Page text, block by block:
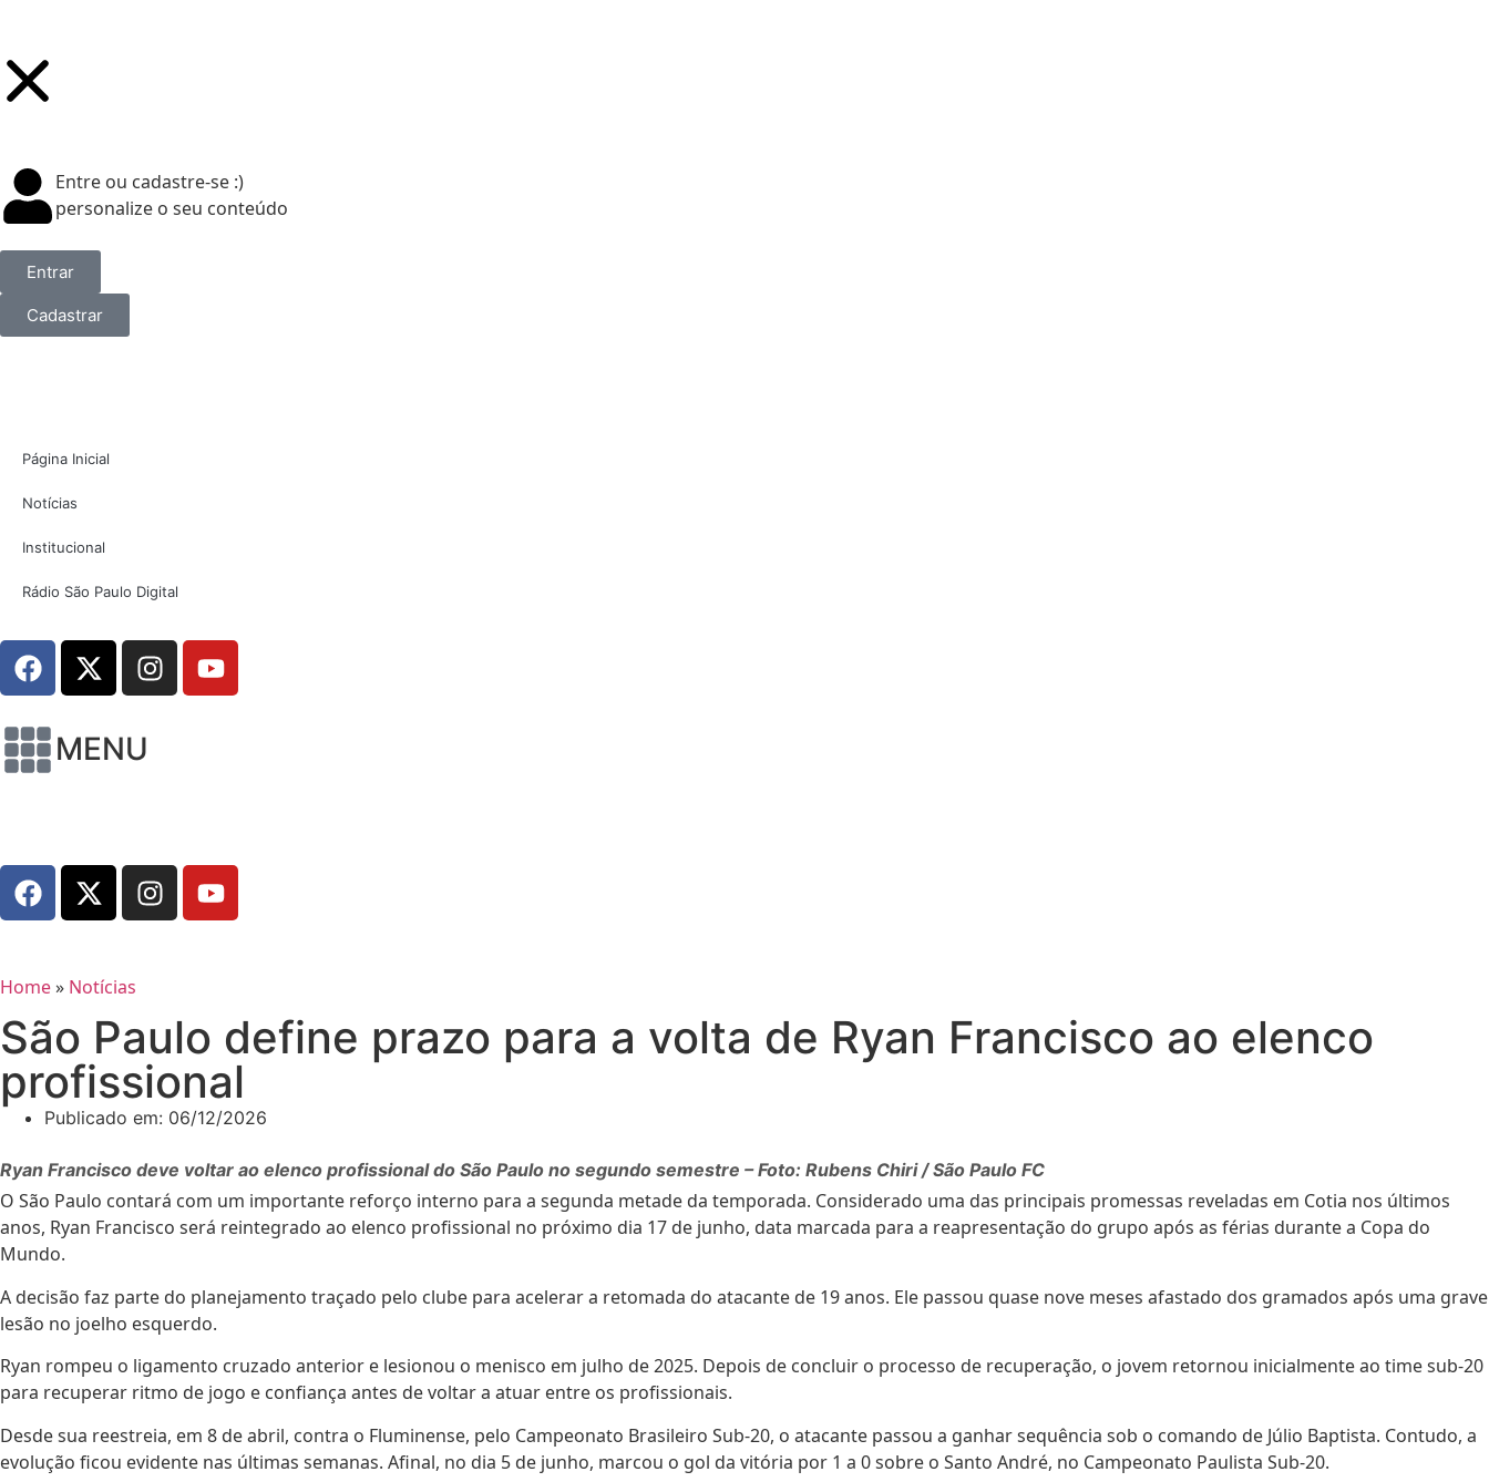
Entre ou cadastre-se :)
personalize o seu conteúdo
Entrar
Cadastrar
Página Inicial
Notícias
Institucional
Rádio São Paulo Digital
MENU
Home» Notícias
São Paulo define prazo para a volta de Ryan Francisco ao elenco
profissional
Publicado em: 06/12/2026
Ryan Francisco deve voltar ao elenco profissional do São Paulo no segundo semestre – Foto: Rubens Chiri / São Paulo FC
O São Paulo contará com um importante reforço interno para a segunda metade da temporada. Considerado uma das principais promessas reveladas em Cotia nos últimos
anos, Ryan Francisco será reintegrado ao elenco profissional no próximo dia 17 de junho, data marcada para a reapresentação do grupo após as férias durante a Copa do
Mundo.
A decisão faz parte do planejamento traçado pelo clube para acelerar a retomada do atacante de 19 anos. Ele passou quase nove meses afastado dos gramados após uma grave
lesão no joelho esquerdo.
Ryan rompeu o ligamento cruzado anterior e lesionou o menisco em julho de 2025. Depois de concluir o processo de recuperação, o jovem retornou inicialmente ao time sub-20
para recuperar ritmo de jogo e confiança antes de voltar a atuar entre os profissionais.
Desde sua reestreia, em 8 de abril, contra o Fluminense, pelo Campeonato Brasileiro Sub-20, o atacante passou a ganhar sequência sob o comando de Júlio Baptista. Contudo, a
evolução ficou evidente nas últimas semanas. Afinal, no dia 5 de junho, marcou o gol da vitória por 1 a 0 sobre o Santo André, no Campeonato Paulista Sub-20.